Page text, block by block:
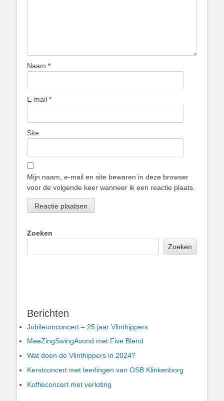
Naam *
E-mail *
Site
Mijn naam, e-mail en site bewaren in deze browser
voor de volgende keer wanneer ik een reactie plaats.
Zoeken
Zoeken
Berichten
Jubileumconcert – 25 jaar Vlinthippers
MeeZingSwingAvond met Five Blend
Wat doen de Vlinthippers in 2024?
Kerstconcert met leerlingen van OSB Klinkenborg
Koffieconcert met verloting